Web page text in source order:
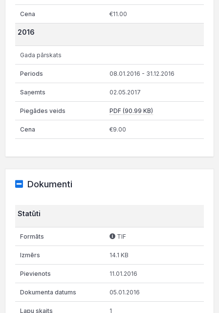
€11.00
2016
Gada pārskats
08.01.2016 - 31.12.2016
02.05.2017
PDF (90.99 KB)
€9.00
Dokumenti
Statūti
TIF
14.1 KB
11.01.2016
05.01.2016
1